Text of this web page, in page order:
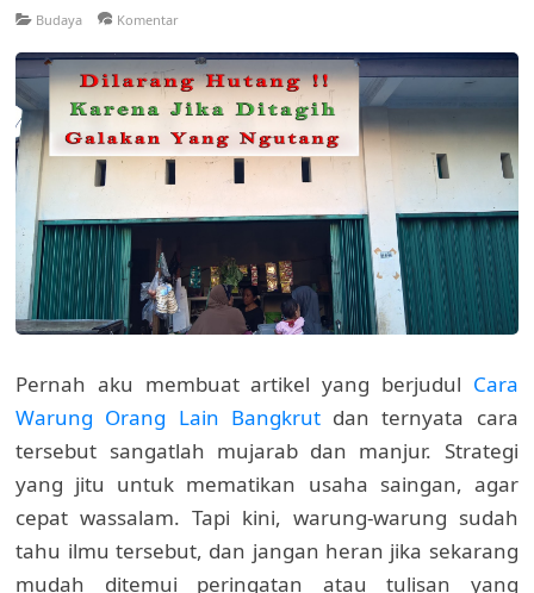
Budaya Komentar
Pernah aku membuat artikel yang berjudul Cara
Warung Orang Lain Bangkrutdan ternyata cara
tersebut sangatlah mujarab dan manjur. Strategi
yang jitu untuk mematikan usaha saingan, agar
cepat wassalam. Tapi kini, warung-warung sudah
tahu ilmu tersebut, dan jangan heran jika sekarang
mudah ditemui peringatan atau tulisan yang